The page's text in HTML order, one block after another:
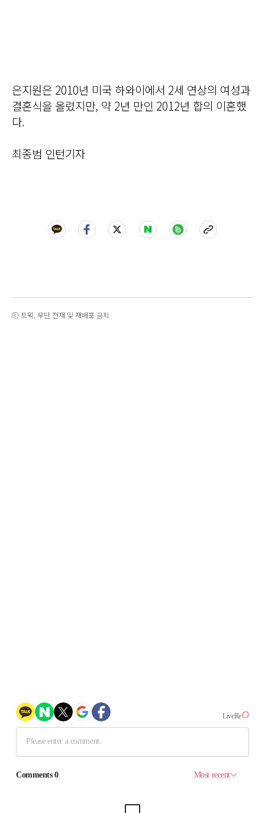
은지원은 2010년 미국 하와이에서 2세 연상의 여성과
결혼식을 올렸지만, 약 2년 만인 2012년 합의 이혼했
다.
최종범 인턴기자
ⓒ 트윅, 무단 전재 및 재배포 금지